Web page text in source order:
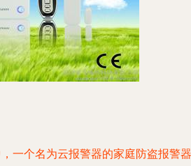
一个名为云报警器的家庭防盗报警器